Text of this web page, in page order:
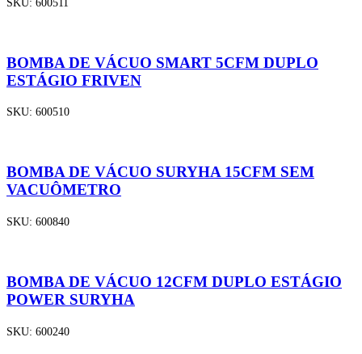
BOMBA DE VÁCUO SMART 5CFM DUPLO
ESTÁGIO FRIVEN
SKU: 600510
BOMBA DE VÁCUO SURYHA 15CFM SEM
VACUÔMETRO
SKU: 600840
BOMBA DE VÁCUO 12CFM DUPLO ESTÁGIO
POWER SURYHA
SKU: 600240